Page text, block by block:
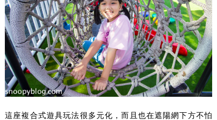
這座複合式遊具玩法很多元化，而且也在遮陽網下方不怕